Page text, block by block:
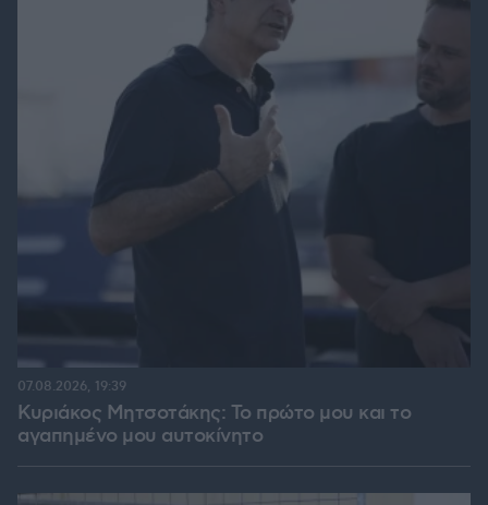
Κυριάκος Μητσοτάκης: Το πρώτο μου και το
αγαπημένο μου αυτοκίνητο
07.08.2026, 19:39